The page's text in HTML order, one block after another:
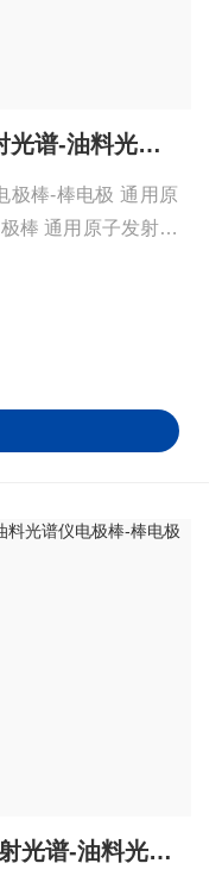
货号：OCI-1通用原子发射光谱-油料光谱仪电极棒-棒电极
-棒电极 通用原
发射光
1电极棒规格：AG
符合ASTM标准。
货号：OA800通用原子发射光谱-油料光谱仪电极棒-棒电极